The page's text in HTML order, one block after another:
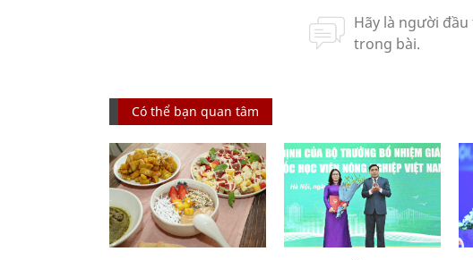
Có thể bạn quan tâm